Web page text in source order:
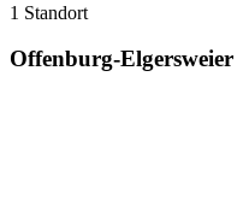
1 Standort
Offenburg-Elgersweier